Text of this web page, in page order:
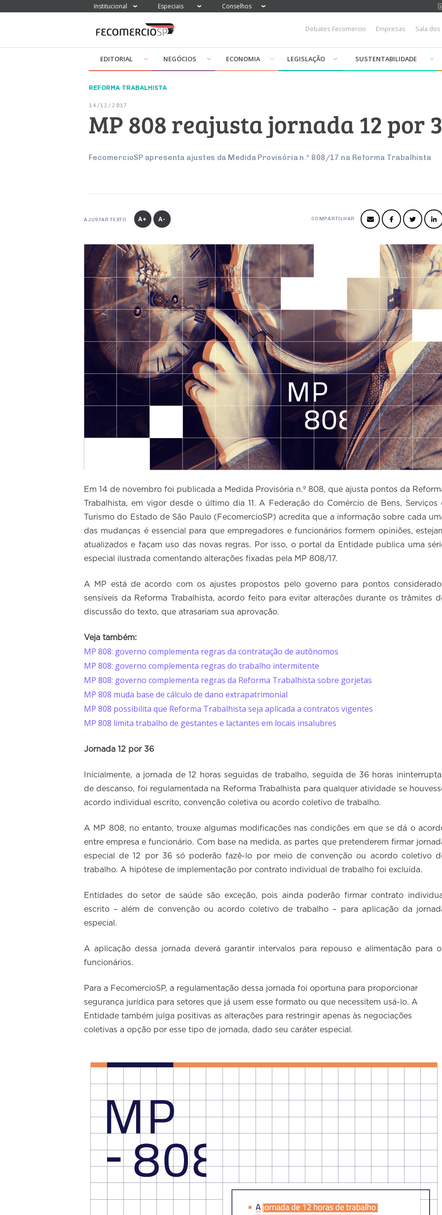
Institucional Especiais Conselhos
Debates Fecomercio Empresas Sala
EDITORIAL NEGÓCIOS ECONOMIA LEGISLAÇÃO SUSTENTABILIDADE
REFORMA TRABALHISTA
14/12/2017
MP 808 reajusta jornada 12 por
FecomercioSP apresenta ajustes da Medida Provisória n.º 808/17 na Reforma Trabalhista
AJUSTAR TEXTO A+ A- COMPARTILHAR
Em 14 de novembro foi publicada a Medida Provisória n.º 808, que ajusta pontos da
Trabalhista, em vigor desde o último dia 11. A Federação do Comércio de Bens, Serviços
Turismo do Estado de São Paulo (FecomercioSP) acredita que a informação sobre cada
das mudanças é essencial para que empregadores e funcionários formem opiniões,
atualizados e façam uso das novas regras. Por isso, o portal da Entidade publica uma
especial ilustrada comentando alterações fixadas pela MP 808/17.
A MP está de acordo com os ajustes propostos pelo governo para pontos
sensíveis da Reforma Trabalhista, acordo feito para evitar alterações durante os trâmites
discussão do texto, que atrasariam sua aprovação.
Veja também:
MP 808: governo complementa regras da contratação de autônomos
MP 808: governo complementa regras do trabalho intermitente
MP 808: governo complementa regras da Reforma Trabalhista sobre gorjetas
MP 808 muda base de cálculo de dano extrapatrimonial
MP 808 possibilita que Reforma Trabalhista seja aplicada a contratos vigentes
MP 808 limita trabalho de gestantes e lactantes em locais insalubres
Jornada 12 por 36
Inicialmente, a jornada de 12 horas seguidas de trabalho, seguida de 36 horas
de descanso, foi regulamentada na Reforma Trabalhista para qualquer atividade se
acordo individual escrito, convenção coletiva ou acordo coletivo de trabalho.
A MP 808, no entanto, trouxe algumas modificações nas condições em que se dá o
entre empresa e funcionário. Com base na medida, as partes que pretenderem firmar
especial de 12 por 36 só poderão fazê-lo por meio de convenção ou acordo coletivo
trabalho. A hipótese de implementação por contrato individual de trabalho foi excluída.
Entidades do setor de saúde são exceção, pois ainda poderão firmar contrato
escrito – além de convenção ou acordo coletivo de trabalho – para aplicação da
especial.
A aplicação dessa jornada deverá garantir intervalos para repouso e alimentação para
funcionários.
Para a FecomercioSP, a regulamentação dessa jornada foi oportuna para proporcionar
segurança jurídica para setores que já usem esse formato ou que necessitem usá-lo. A
Entidade também julga positivas as alterações para restringir apenas às negociações
coletivas a opção por esse tipo de jornada, dado seu caráter especial.